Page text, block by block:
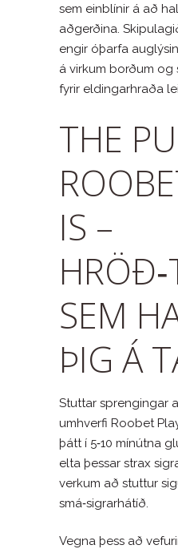
sem einblínir á að
aðgerðina.
engir óþarfa
á virkum borðum og
fyrir eldingarhraða
THE
IS –
SEM
ÞIG Á
Stuttar sprengingar
umhverfi Roobet
þátt í 5‑10 mínútna
elta þessar strax
verkum að stuttur
smá‑sigrarhátíð.
Vegna þess að